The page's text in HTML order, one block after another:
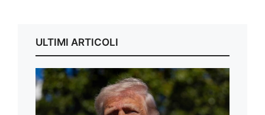
ULTIMI ARTICOLI